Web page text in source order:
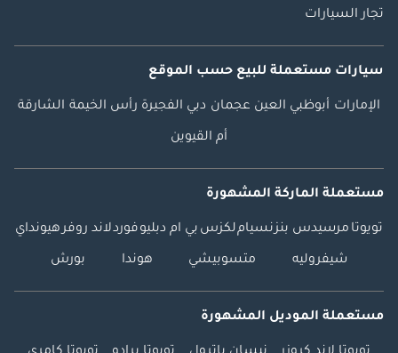
تجار السيارات
سيارات مستعملة للبيع حسب الموقع
الإمارات أبوظبي العين عجمان دبي الفجيرة رأس الخيمة الشارقة
أم القيوين
مستعملة الماركة المشهورة
تويوتا مرسيدس بنزنسياملكزس بي ام دبليوفوردلاند روفرهيونداي
شيفروليه متسوبيشي هوندا بورش
مستعملة الموديل المشهورة